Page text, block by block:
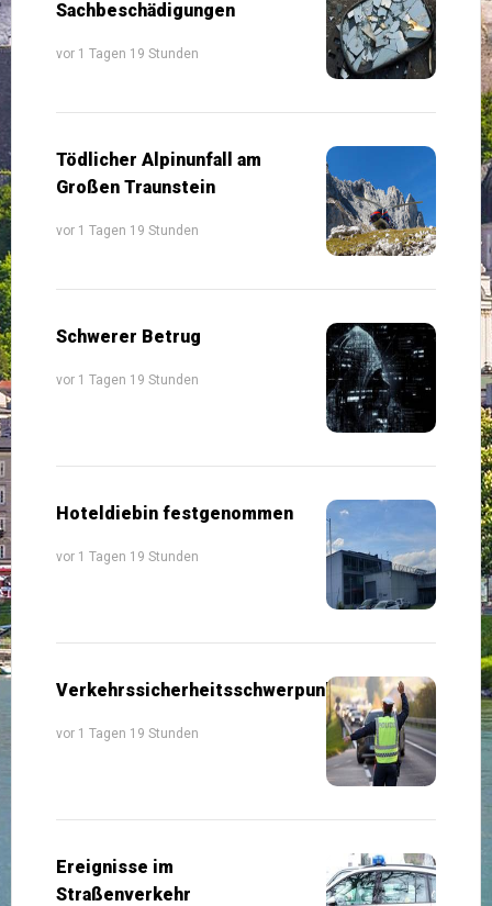
Sachbeschädigungen
vor 1 Tagen 19 Stunden
Tödlicher Alpinunfall am
Großen Traunstein
vor 1 Tagen 19 Stunden
Schwerer Betrug
vor 1 Tagen 19 Stunden
Hoteldiebin festgenommen
vor 1 Tagen 19 Stunden
Verkehrssicherheitsschwerpunkte
vor 1 Tagen 19 Stunden
Ereignisse im
Straßenverkehr